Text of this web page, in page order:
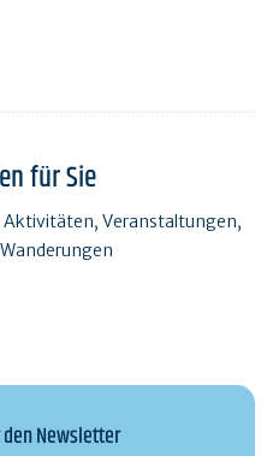
für Sie
Veranstaltungen,
Newsletter